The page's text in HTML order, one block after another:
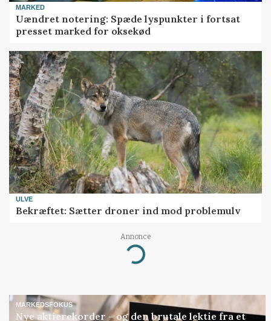
MARKED
Uændret notering: Spæde lyspunkter i fortsat
presset marked for oksekød
ULVE
Bekræftet: Sætter droner ind mod problemulv
Annonce
Loading...
MARKEDSFOKUS
Nye aktierekorder – og den brutale lektie fra et